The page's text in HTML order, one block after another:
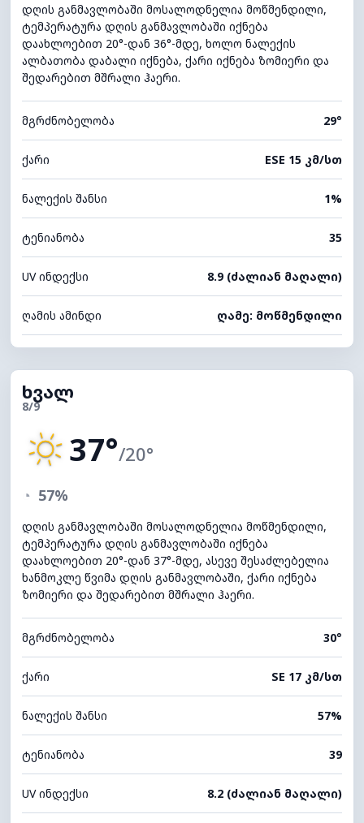
დღის განმავლობაში მოსალოდნელია მოწმენდილი,
ტემპერატურა დღის განმავლობაში იქნება
დაახლოებით 20°-დან 36°-მდე, ხოლო ნალექის
ალბათობა დაბალი იქნება, ქარი იქნება ზომიერი და
შედარებით მშრალი ჰაერი.
მგრძნობელობა 29°
ქარი ESE 15 კმ/სთ
ნალექის შანსი 1%
ტენიანობა 35
UV ინდექსი 8.9 (ძალიან მაღალი)
ღამის ამინდი ღამე: მოწმენდილი
ხვალ
8/9
37°/20°
◔ 57%
დღის განმავლობაში მოსალოდნელია მოწმენდილი,
ტემპერატურა დღის განმავლობაში იქნება
დაახლოებით 20°-დან 37°-მდე, ასევე შესაძლებელია
ხანმოკლე წვიმა დღის განმავლობაში, ქარი იქნება
ზომიერი და შედარებით მშრალი ჰაერი.
მგრძნობელობა 30°
ქარი SE 17 კმ/სთ
ნალექის შანსი 57%
ტენიანობა 39
UV ინდექსი 8.2 (ძალიან მაღალი)